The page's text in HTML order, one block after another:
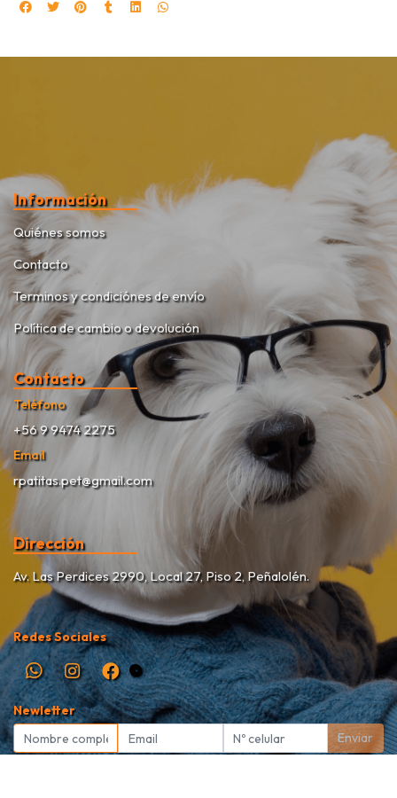
Información
Quiénes somos
Contacto
Terminos y condiciónes de envío
Política de cambio o devolución
Contacto
Teléfono
+56 9 9474 2275
Email
rpatitas.pet@gmail.com
Dirección
Av. Las Perdices 2990, Local 27, Piso 2, Peñalolén.
Redes Sociales
Newletter
Enviar